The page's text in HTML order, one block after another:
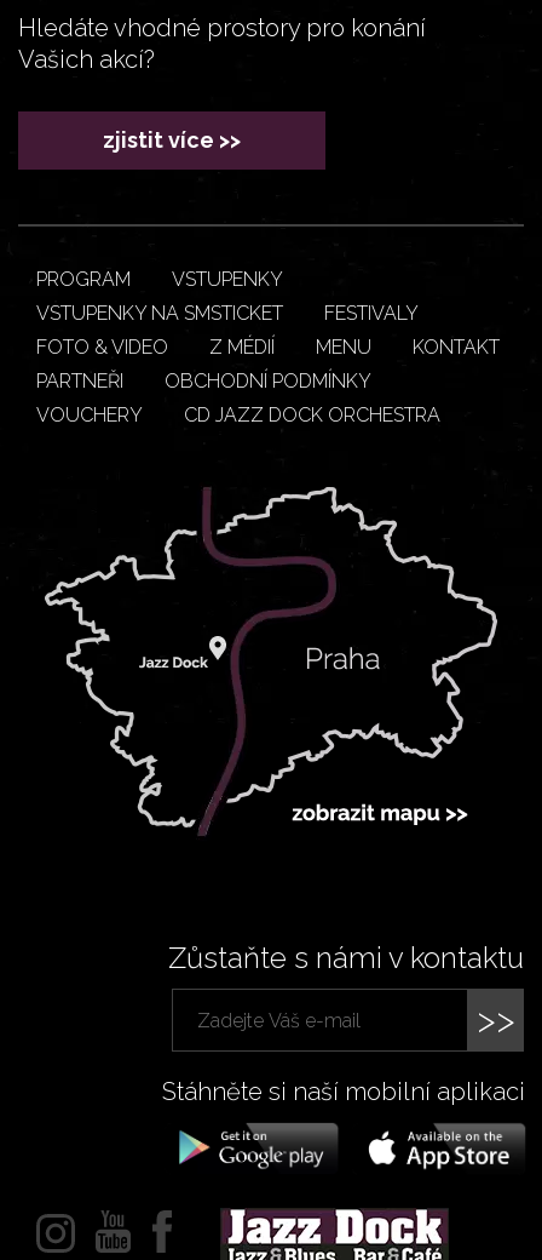
Hledáte vhodné prostory pro konání
Vašich akcí?
zjistit více >>
PROGRAM
VSTUPENKY
VSTUPENKY NA SMSTICKET
FESTIVALY
FOTO & VIDEO
Z MÉDIÍ MENU
KONTAKT
PARTNEŘI
OBCHODNÍ PODMÍNKY
VOUCHERY
CD JAZZ DOCK ORCHESTRA
Zůstaňte s námi v kontaktu
>>
Stáhněte si naší mobilní aplikaci